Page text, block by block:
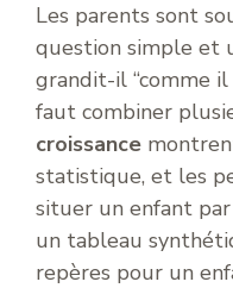
Les parents sont
question simple et
grandit-il “comme
faut combiner
croissance
statistique, et les
situer un enfant
un tableau
repères pour un